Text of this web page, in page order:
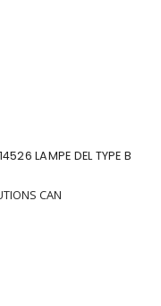
LAMPE DEL TYPE B
CAN